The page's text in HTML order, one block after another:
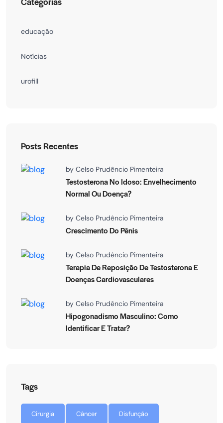
educação
Notícias
urofill
Posts Recentes
by Celso Prudêncio Pimenteira
Testosterona No Idoso: Envelhecimento
Normal Ou Doença?
by Celso Prudêncio Pimenteira
Crescimento Do Pênis
by Celso Prudêncio Pimenteira
Terapia De Reposição De Testosterona E
Doenças Cardiovasculares
by Celso Prudêncio Pimenteira
Hipogonadismo Masculino: Como
Identificar E Tratar?
Tags
Cirurgia Câncer Disfunção